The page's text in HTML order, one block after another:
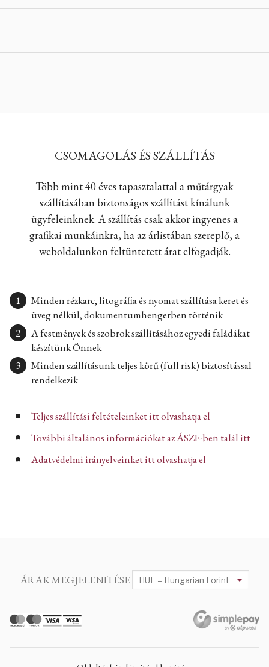
CSOMAGOLÁS ÉS SZÁLLÍTÁS
Több mint 40 éves tapasztalattal a műtárgyak
szállításában biztonságos szállítást kínálunk
ügyfeleinknek. A szállítás csak akkor ingyenes a
grafikai munkáinkra, ha az árlistában szereplő, a
weboldalunkon feltüntetett árat elfogadják.
Minden rézkarc, litográfia és nyomat szállítása keret és
üveg nélkül, dokumentumhengerben történik
A festmények és szobrok szállításához egyedi faládákat
készítünk Önnek
Minden szállításunk teljes körű (full risk) biztosítással
rendelkezik
Teljes szállítási feltételeinket itt olvashatja el
További általános információkat az ÁSZF-ben talál itt
Adatvédelmi irányelveinket itt olvashatja el
ÁRAK MEGJELENITÉSE